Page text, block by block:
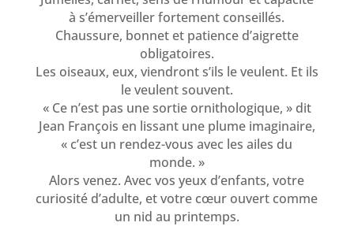
à s’émerveiller fortement conseillés.
Chaussure, bonnet et patience d’aigrette
obligatoires.
Les oiseaux, eux, viendront s’ils le veulent. Et ils
le veulent souvent.
« Ce n’est pas une sortie ornithologique, » dit
Jean François en lissant une plume imaginaire,
« c’est un rendez-vous avec les ailes du
monde. »
Alors venez. Avec vos yeux d’enfants, votre
curiosité d’adulte, et votre cœur ouvert comme
un nid au printemps.